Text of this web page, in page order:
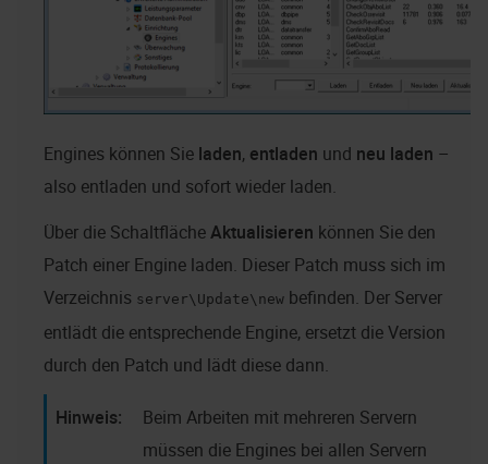
Engines können Sie laden, entladen und neu laden –
also entladen und sofort wieder laden.
Über die SchaltflächeAktualisieren können Sie den
Patch einer Engine laden. Dieser Patch muss sich im
Verzeichnis server\Update\new befinden. Der Server
entlädt die entsprechende Engine, ersetzt die Version
durch den Patch und lädt diese dann.
Beim Arbeiten mit mehreren Servern
müssen die Engines bei allen Servern